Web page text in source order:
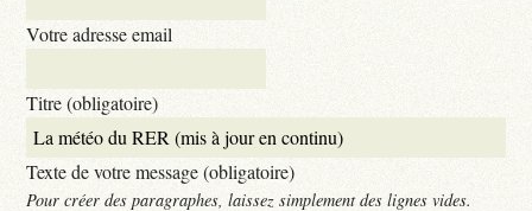
Votre adresse email
Titre (obligatoire)
Texte de votre message (obligatoire)
Pour créer des paragraphes, laissez simplement des lignes vides.